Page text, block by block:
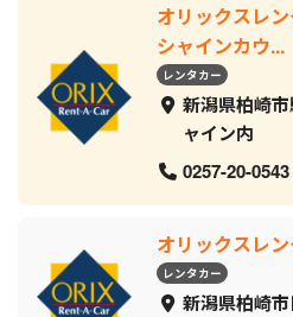
オリックスレ
シャインカウ...
レンタカー
新潟県柏崎
ャイン内
0257-20-0543
オリックスレ
レンタカー
新潟県柏崎